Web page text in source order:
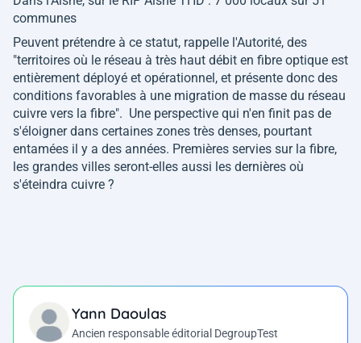
communes
Peuvent prétendre à ce statut, rappelle l'Autorité, des
"territoires où le réseau à très haut débit en fibre optique est
entièrement déployé et opérationnel, et présente donc des
conditions favorables à une migration de masse du réseau
cuivre vers la fibre". Une perspective qui n'en finit pas de
s'éloigner dans certaines zones très denses, pourtant
entamées il y a des années. Premières servies sur la fibre,
les grandes villes seront-elles aussi les dernières où
s'éteindra cuivre ?
Yann Daoulas
Ancien responsable éditorial DegroupTest